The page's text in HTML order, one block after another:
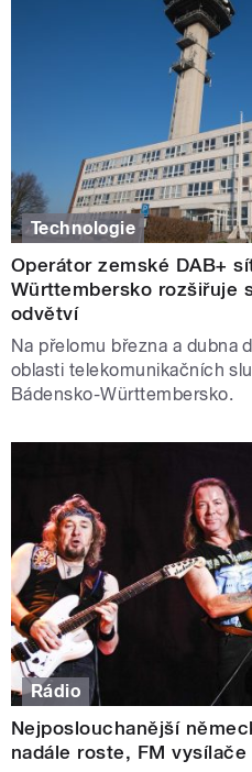
Technologie
Operátor zemské DAB+
Württembersko rozšiřuje
odvětví
Na přelomu března a dubna
oblasti telekomunikačních
Bádensko-Württembersko.
Rádio
Nejposlouchanější
nadále roste, FM